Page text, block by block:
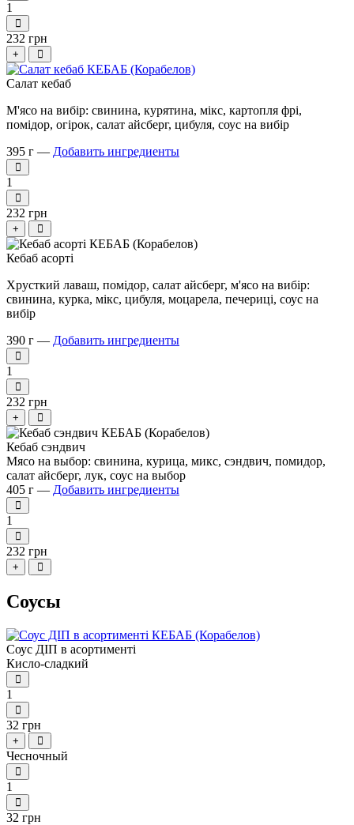
1
232 грн
+
Салат кебаб
М'ясо на вибір: свинина, курятина, мікс, картопля фрі,
помідор, огірок, салат айсберг, цибуля, соус на вибір
395 г — Добавить ингредиенты
1
232 грн
+
Кебаб асорті
Хрусткий лаваш, помідор, салат айсберг, м'ясо на вибір:
свинина, курка, мікс, цибуля, моцарела, печериці, соус на
вибір
390 г — Добавить ингредиенты
1
232 грн
+
Кебаб сэндвич
Мясо на выбор: свинина, курица, микс, сэндвич, помидор,
салат айсберг, лук, соус на выбор
405 г — Добавить ингредиенты
1
232 грн
+
Соусы
Соус ДІП в асортименті
Кисло-сладкий
1
32 грн
+
Чесночный
1
32 грн